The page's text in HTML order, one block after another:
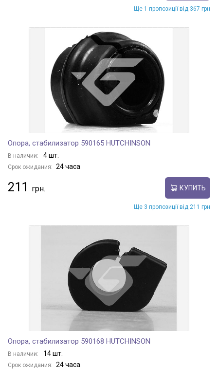
Ще 1 пропозиції від 367 грн
Опора, стабилизатор 590165 HUTCHINSON
В наличии: 4 шт.
Срок ожидания: 24 часа
211 КУПИТЬ
Ще 3 пропозиції від 211 грн
Опора, стабилизатор 590168 HUTCHINSON
В наличии: 14 шт.
Срок ожидания: 24 часа